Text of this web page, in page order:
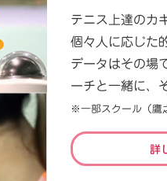
テニス上達のカ
個々人に応じた
データはその場
ーチと一緒に、
※一部スクール（鷹
詳